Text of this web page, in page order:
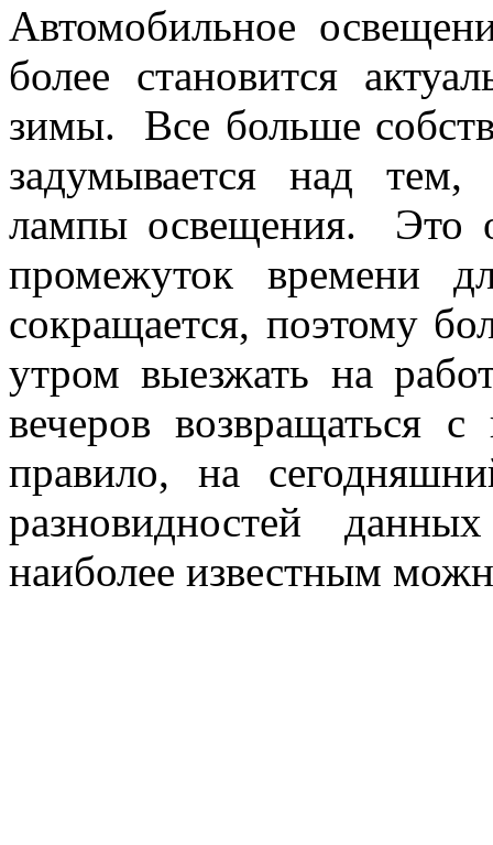
Автомобильное
более становится
зимы. Все больше
задумывается над тем,
лампы освещения. Это
промежуток времени
сокращается, поэтому
утром выезжать на
вечеров
правило, на
разновидностей
наиболее известным